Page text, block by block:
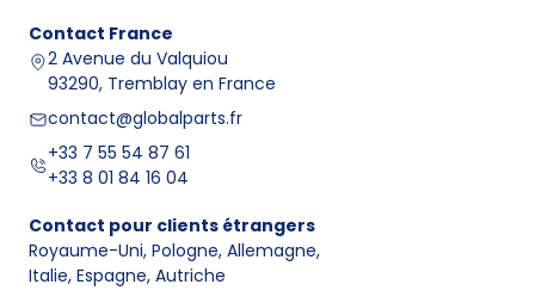
Contact France
2 Avenue du Valquiou
93290, Tremblay en France
contact@globalparts.fr
+33 7 55 54 87 61
+33 8 01 84 16 04
Contact pour clients étrangers
Royaume-Uni, Pologne, Allemagne,
Italie, Espagne, Autriche